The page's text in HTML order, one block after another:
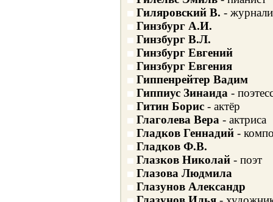
Гиляровский В. -
Гинзбург А.И.
Гинзбург В.Л.
Гинзбург Евгений
Гинзбург Евгения
Гиппенрейтер Вадим
Гиппиус Зинаида -
Гитин Борис- актёр
Глаголева Вера - актриса
Гладков Геннадий-
Гладков Ф.В.
Глазков Николай- поэт
Глазова Людмила
Глазунов Александр